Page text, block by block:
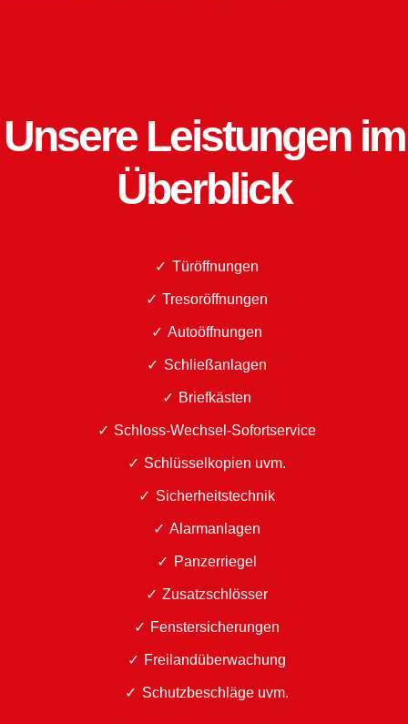
Unsere Leistungen im
Überblick
Türöffnungen
Tresoröffnungen
Autoöffnungen
Schließanlagen
Briefkästen
Schloss-Wechsel-Sofortservice
Schlüsselkopien uvm.
Sicherheitstechnik
Alarmanlagen
Panzerriegel
Zusatzschlösser
Fenstersicherungen
Freilandüberwachung
Schutzbeschläge uvm.